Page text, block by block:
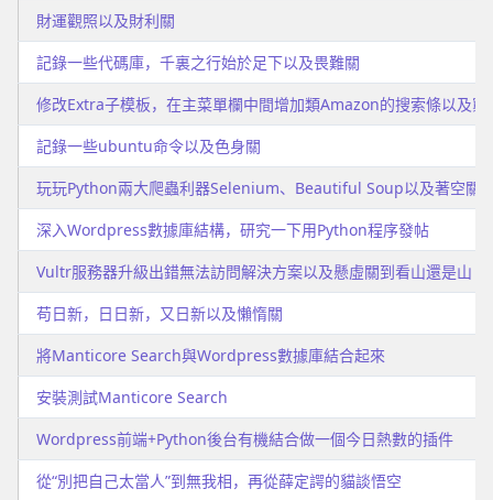
財運觀照以及財利關
記錄一些代碼庫，千裏之行始於足下以及畏難關
修改Extra子模板，在主菜單欄中間增加類Amazon的搜索條以及窮
記錄一些ubuntu命令以及色身關
玩玩Python兩大爬蟲利器Selenium、Beautiful Soup以及著空關
深入Wordpress數據庫結構，研究一下用Python程序發帖
Vultr服務器升級出錯無法訪問解決方案以及懸虛關到看山還是山
苟日新，日日新，又日新以及懶惰關
將Manticore Search與Wordpress數據庫結合起來
安裝測試Manticore Search
Wordpress前端+Python後台有機結合做一個今日熱數的插件
從“別把自己太當人”到無我相，再從薛定諤的貓談悟空